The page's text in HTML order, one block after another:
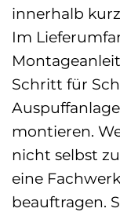
innerhalb
Im
Schritt für
montieren.
nicht selbst
eine
beauftragen.